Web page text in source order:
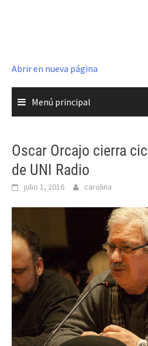
Abrir en nueva página
Menú principal
Oscar Orcajo cierra
de UNI Radio
julio 1, 2016 carolina